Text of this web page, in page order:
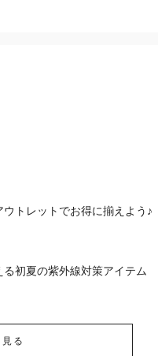
トレットでお得に揃えよう♪
初夏の紫外線対策アイテム
る